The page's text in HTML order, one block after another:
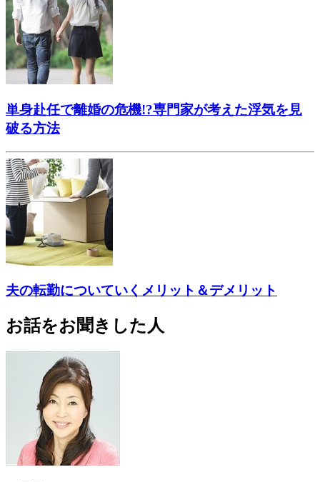
単身赴任で離婚の危機!?専門家が考えた浮気を見
破る方法
夫の転勤についていくメリット＆デメリット
お話をお聞きした人